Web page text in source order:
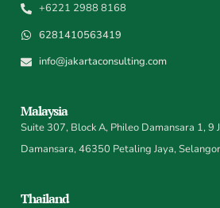
+6221 2988 8168
6281410563419
info@jakartaconsulting.com
Malaysia
Suite 307, Block A, Phileo Damansara 1, 9
Damansara, 46350 Petaling Jaya, Selangor
Thailand